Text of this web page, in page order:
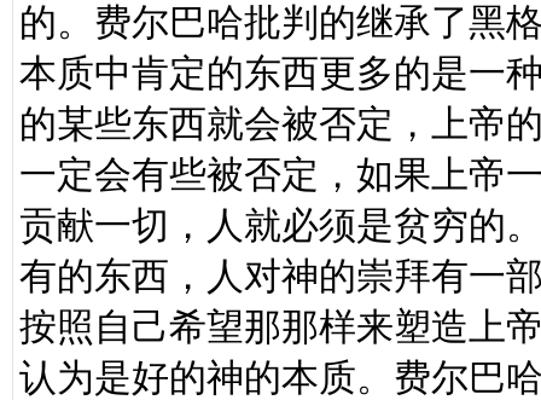
的。费尔巴哈批判的继承了黑
本质中肯定的东西更多的是一
的某些东西就会被否定，上帝
一定会有些被否定，如果上帝
贡献一切，人就必须是贫穷的
有的东西，人对神的崇拜有一
按照自己希望那那样来塑造上
认为是好的神的本质。费尔巴